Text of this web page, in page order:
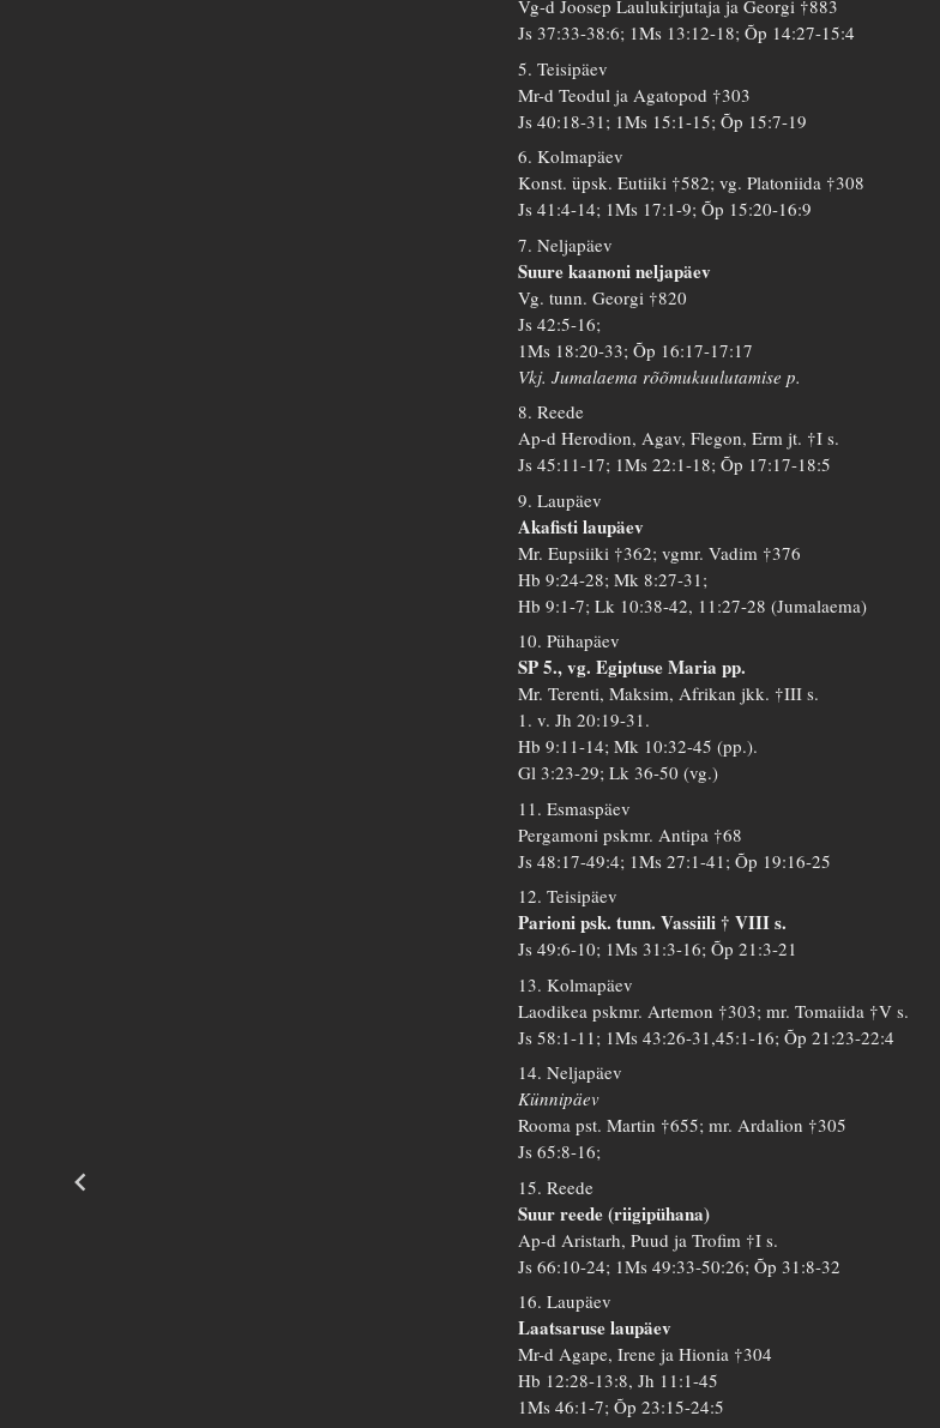
Vg-d Joosep Laulukirjutaja ja Georgi †883
Js 37:33-38:6; 1Ms 13:12-18; Õp 14:27-15:4
5. Teisipäev
Mr-d Teodul ja Agatopod †303
Js 40:18-31; 1Ms 15:1-15; Õp 15:7-19
6. Kolmapäev
Konst. üpsk. Eutiiki †582; vg. Platoniida †308
Js 41:4-14; 1Ms 17:1-9; Õp 15:20-16:9
7. Neljapäev
Suure kaanoni neljapäev
Vg. tunn. Georgi †820
Js 42:5-16;
1Ms 18:20-33; Õp 16:17-17:17
Vkj. Jumalaema rõõmukuulutamise p.
8. Reede
Ap-d Herodion, Agav, Flegon, Erm jt. †I s.
Js 45:11-17; 1Ms 22:1-18; Õp 17:17-18:5
9. Laupäev
Akafisti laupäev
Mr. Eupsiiki †362; vgmr. Vadim †376
Hb 9:24-28; Mk 8:27-31;
Hb 9:1-7; Lk 10:38-42, 11:27-28 (Jumalaema)
10. Pühapäev
SP 5., vg. Egiptuse Maria pp.
Mr. Terenti, Maksim, Afrikan jkk. †III s.
1. v. Jh 20:19-31.
Hb 9:11-14; Mk 10:32-45 (pp.).
Gl 3:23-29; Lk 36-50 (vg.)
11. Esmaspäev
Pergamoni pskmr. Antipa †68
Js 48:17-49:4; 1Ms 27:1-41; Õp 19:16-25
12. Teisipäev
Parioni psk. tunn. Vassiili † VIII s.
Js 49:6-10; 1Ms 31:3-16; Õp 21:3-21
13. Kolmapäev
Laodikea pskmr. Artemon †303; mr. Tomaiida †V s.
Js 58:1-11; 1Ms 43:26-31,45:1-16; Õp 21:23-22:4
14. Neljapäev
Künnipäev
Rooma pst. Martin †655; mr. Ardalion †305
Js 65:8-16;
15. Reede
Suur reede (riigipühana)
Ap-d Aristarh, Puud ja Trofim †I s.
Js 66:10-24; 1Ms 49:33-50:26; Õp 31:8-32
16. Laupäev
Laatsaruse laupäev
Mr-d Agape, Irene ja Hionia †304
Hb 12:28-13:8, Jh 11:1-45
1Ms 46:1-7; Õp 23:15-24:5